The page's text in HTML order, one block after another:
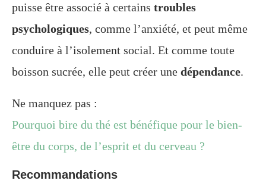
puisse être associé à certains troubles
psychologiques, comme l’anxiété, et peut même
conduire à l’isolement social. Et comme toute
boisson sucrée, elle peut créer une dépendance.
Ne manquez pas :
Pourquoi bire du thé est bénéfique pour le bien-
être du corps, de l’esprit et du cerveau ?
Recommandations